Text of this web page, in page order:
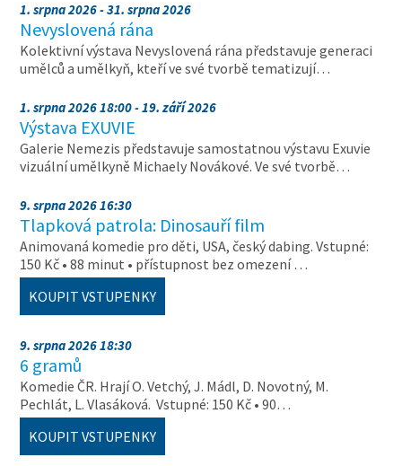
1. srpna 2026 - 31. srpna 2026
Nevyslovená rána
Kolektivní výstava Nevyslovená rána představuje generaci
umělců a umělkyň, kteří ve své tvorbě tematizují…
1. srpna 2026 18:00 - 19. září 2026
Výstava EXUVIE
Galerie Nemezis představuje samostatnou výstavu Exuvie
vizuální umělkyně Michaely Novákové. Ve své tvorbě…
9. srpna 2026 16:30
Tlapková patrola: Dinosauří film
Animovaná komedie pro děti, USA, český dabing. Vstupné:
150 Kč • 88 minut • přístupnost bez omezení …
KOUPIT VSTUPENKY
9. srpna 2026 18:30
6 gramů
Komedie ČR. Hrají O. Vetchý, J. Mádl, D. Novotný, M.
Pechlát, L. Vlasáková. Vstupné: 150 Kč • 90…
KOUPIT VSTUPENKY